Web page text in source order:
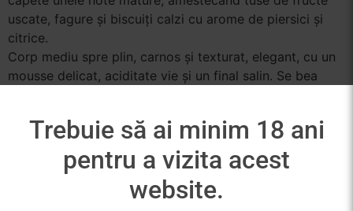
uscate, fagure și biscuiți calzi cu arome de piersici și
citrice.
Corp mediu spre plin, carnos și texturat, elegant, cu un
mousse delicat, aciditate vie și un final salin. Se bea
Produse similare
Trebuie să ai minim 18 ani
pentru a vizita acest
website.